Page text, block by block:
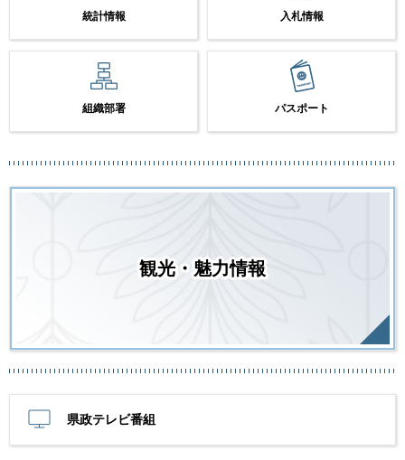
統計情報 入札情報
組織部署 パスポート
観光・魅力情報
県政テレビ番組